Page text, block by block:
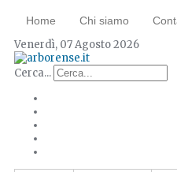
Home Chi siamo
Venerdì, 07 Agosto 2026
Cerca...